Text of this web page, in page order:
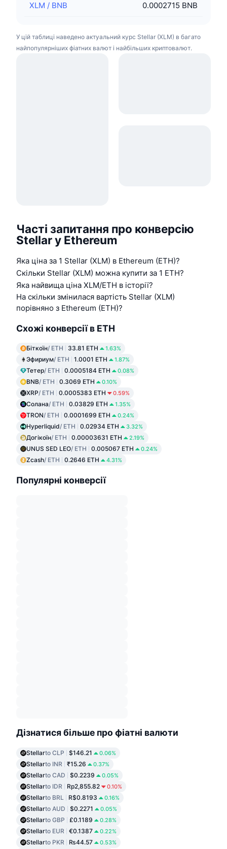
XLM / BNB 0.0002715 BNB
У цій таблиці наведено актуальний курс Stellar (XLM) в багато
найпопулярніших фіатних валют і найбільших криптовалют.
Часті запитання про конверсію
Stellar у Ethereum
Яка ціна за 1 Stellar (XLM) в Ethereum (ETH)?
Скільки Stellar (XLM) можна купити за 1 ETH?
Яка найвища ціна XLM/ETH в історії?
На скільки змінилася вартість Stellar (XLM)
порівняно з Ethereum (ETH)?
Схожі конверсії в ETH
Біткоїн/ ETH 33.81 ETH 1.63%
Эфириум/ ETH 1.0001 ETH 1.87%
Тетер/ ETH 0.0005184 ETH 0.08%
BNB/ ETH 0.3069 ETH 0.10%
XRP/ ETH 0.0005383 ETH 0.59%
Солана/ ETH 0.03829 ETH 1.35%
TRON/ ETH 0.0001699 ETH 0.24%
Hyperliquid/ ETH 0.02934 ETH 3.32%
Догікоїн/ ETH 0.00003631 ETH 2.19%
UNUS SED LEO/ ETH 0.005067 ETH 0.24%
Zcash/ ETH 0.2646 ETH 4.31%
Популярні конверсії
Дізнатися більше про фіатні валюти
Stellarto CLP $146.21 0.06%
Stellarto INR ₹15.26 0.37%
Stellarto CAD $0.2239 0.05%
Stellarto IDR Rp2,855.82 0.10%
Stellarto BRL R$0.8193 0.16%
Stellarto AUD $0.2271 0.05%
Stellarto GBP £0.1189 0.28%
Stellarto EUR €0.1387 0.22%
Stellarto PKR ₨44.57 0.53%